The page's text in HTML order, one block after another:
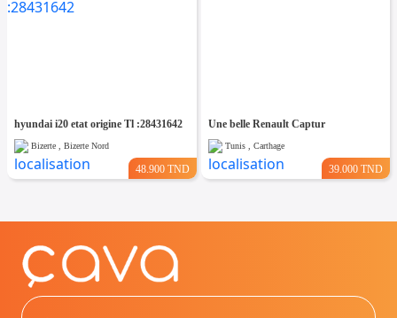
hyundai i20 etat origine Tl :28431642
Bizerte , Bizerte Nord
48.900 TND
Une belle Renault Captur
Tunis , Carthage
39.000 TND